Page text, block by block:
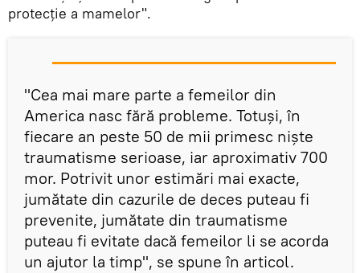
protecție a mamelor".
"Cea mai mare parte a femeilor din
America nasc fără probleme. Totuși, în
fiecare an peste 50 de mii primesc niște
traumatisme serioase, iar aproximativ 700
mor. Potrivit unor estimări mai exacte,
jumătate din cazurile de deces puteau fi
prevenite, jumătate din traumatisme
puteau fi evitate dacă femeilor li se acorda
un ajutor la timp", se spune în articol.